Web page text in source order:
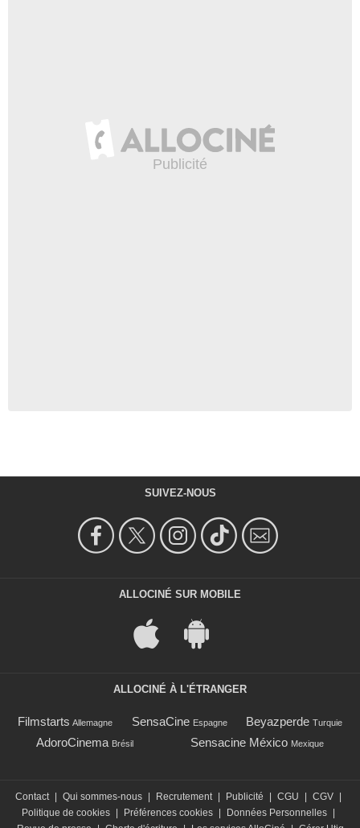
SUIVEZ-NOUS
ALLOCINÉ SUR MOBILE
ALLOCINÉ À L'ÉTRANGER
Filmstarts Allemagne SensaCine Espagne Beyazperde Turquie
AdoroCinema Brésil Sensacine México Mexique
Contact | Qui sommes-nous | Recrutement | Publicité | CGU | CGV |
Politique de cookies | Préférences cookies | Données Personnelles |